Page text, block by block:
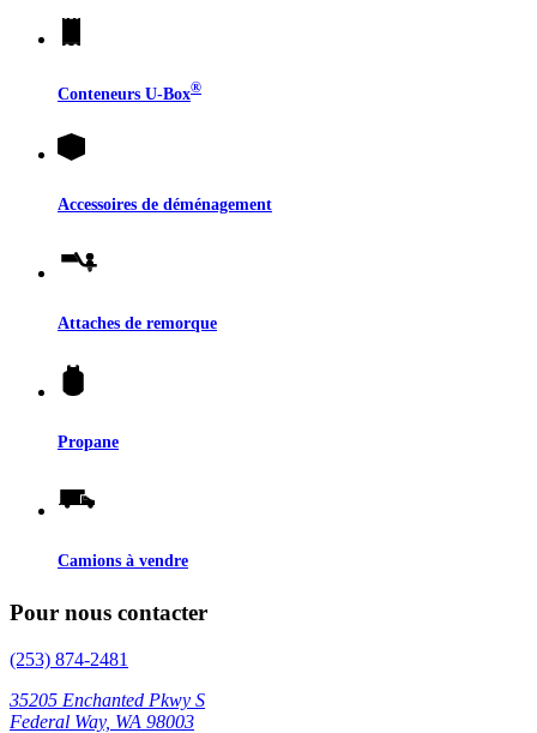
Conteneurs U-Box®
Accessoires de déménagement
Attaches de remorque
Propane
Camions à vendre
Pour nous contacter
(253) 874-2481
35205 Enchanted Pkwy S
Federal Way, WA 98003